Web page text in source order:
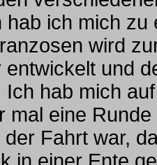
ich mich
wird
und
hab mich
mal eine
Fahrt war,